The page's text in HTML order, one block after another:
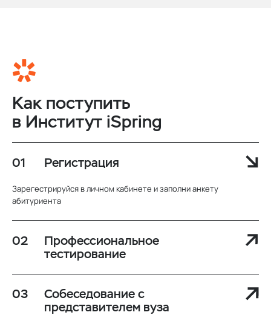
Как поступить
в Институт iSpring
Регистрация
Зарегестрируйся в личном кабинете и заполни анкету
абитуриента
Профессиональное
тестирование
Собеседование с
представителем вуза